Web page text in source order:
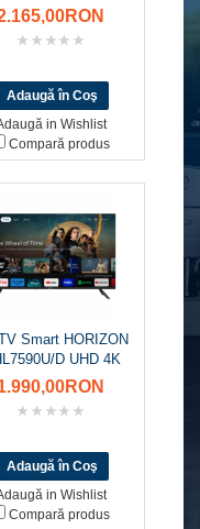
in Wishlist
Compară produs
Smart HORIZON
D UHD 4K
in Wishlist
Compară produs